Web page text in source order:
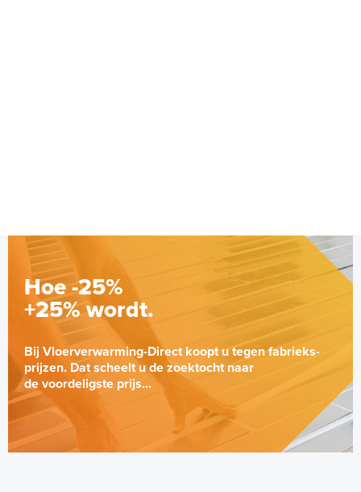
Hoe -25%
+25% wordt.
Bij Vloerverwarming-Direct koopt u tegen fabrieks-
prijzen. Dat scheelt u de zoektocht naar
de voordeligste prijs...